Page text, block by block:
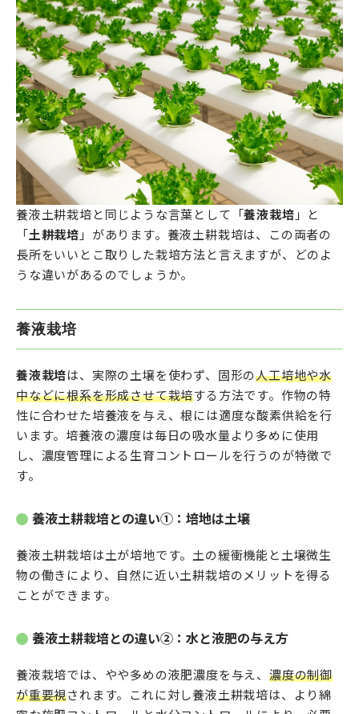
養液土耕栽培と同じような言葉として「養液栽培 」と
「 土耕栽培 」があります。養液土耕栽培は、この両者の
長所をいいとこ取りした栽培方法と言えますが、どのよ
うな違いがあるのでしょうか。
養液栽培
養液栽培は、実際の土壌を使わず、固形の人工培地や水
中などに根系を形成させて栽培する方法です。作物の特
性に合わせた培養液を与え、根には適度な酸素供給を行
います。培養液の濃度は毎日の吸水量より多めに使用
し、濃度管理による生育コントロールを行うのが特徴で
す。
養液土耕栽培との違い①：培地は土壌
養液土耕栽培は土が培地です。土の緩衝機能と土壌微生
物の働きにより、自然に近い土耕栽培のメリットを得る
ことができます。
養液土耕栽培との違い②：水と液肥の与え方
養液栽培では、やや多めの液肥濃度を与え、 濃度の制御
が重要視されます。これに対し養液土耕栽培は、より綿